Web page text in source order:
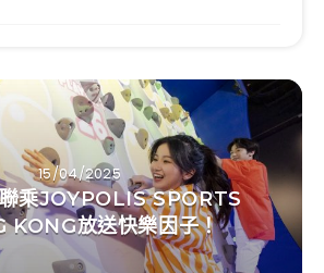
15/04/2025
乘JOYPOLIS SPORTS
KONG放送快樂因子！